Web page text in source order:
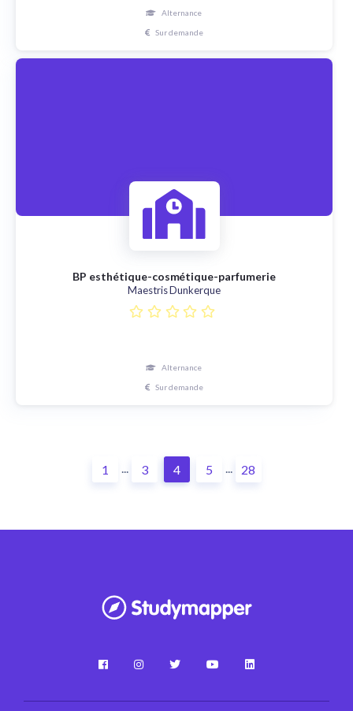
Alternance
Sur demande
BP esthétique-cosmétique-parfumerie
Maestris Dunkerque
Alternance
Sur demande
1 3 4 5 28